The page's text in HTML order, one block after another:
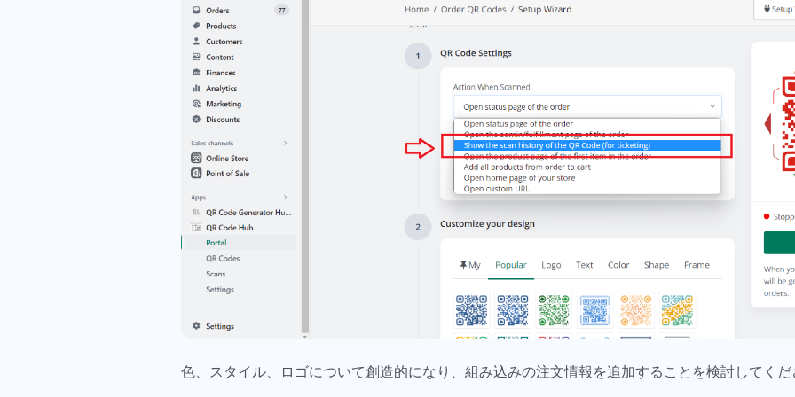
色、スタイル、ロゴについて創造的になり、組み込みの注文情報を追加することを検討してく